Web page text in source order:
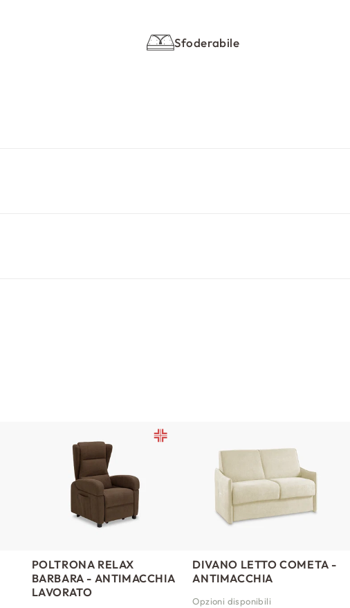
Sfoderabile
POLTRONA RELAX
BARBARA - ANTIMACCHIA
LAVORATO
DIVANO LETTO COMETA -
ANTIMACCHIA
Opzioni disponibili